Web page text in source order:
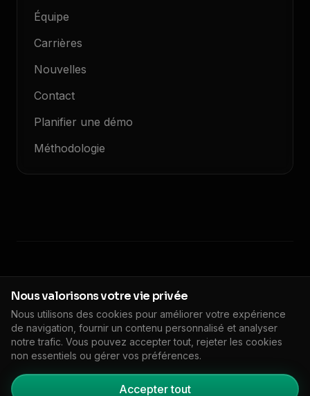
Équipe
Carrières
Nouvelles
Contact
Planifier une démo
Méthodologie
Conditions de service
Politique de cookiesDPAImpressum
Paramètres des cookies
🇫🇷FR
Nous valorisons votre vie privée
Nous utilisons des cookies pour améliorer votre expérience
de navigation, fournir un contenu personnalisé et analyser
notre trafic. Vous pouvez accepter tout, rejeter les cookies
non essentiels ou gérer vos préférences.
Accepter tout